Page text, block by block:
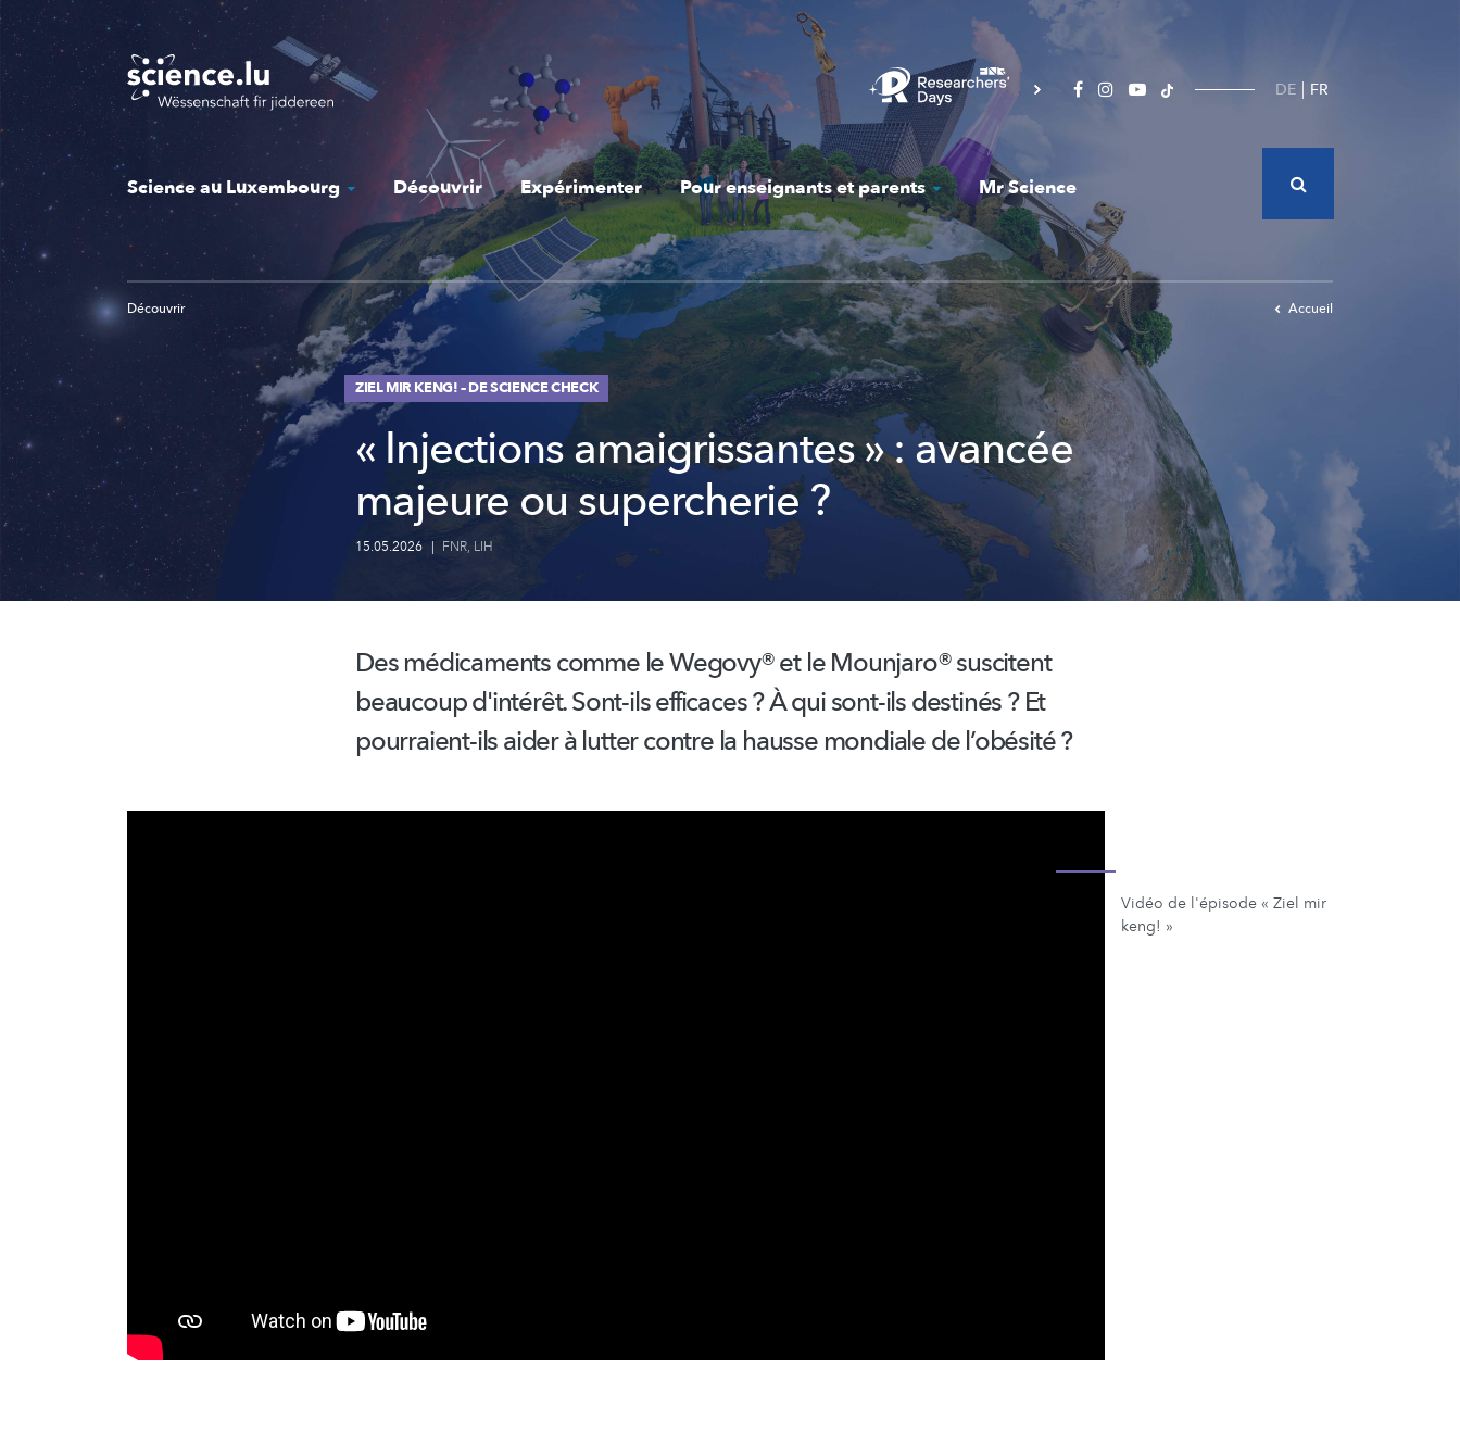
Skip
to
main
content
DE FR
Science au Luxembourg Découvrir Expérimenter Pour enseignants et parents Mr Science
Découvrir Accueil
ZIEL MIR KENG! – DE SCIENCE CHECK
« Injections amaigrissantes » : avancée
majeure ou supercherie ?
15.05.2026 | FNR, LIH
Des médicaments comme le Wegovy® et le Mounjaro® suscitent
beaucoup d'intérêt. Sont-ils efficaces ? À qui sont-ils destinés ? Et
pourraient-ilsaider à lutter contre la hausse mondiale de l’obésité ?
Vidéo de l'épisode « Ziel mir
keng! »